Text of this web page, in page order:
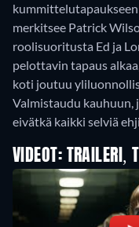
merkitsee Patrick
roolisuoritusta Ed ja
pelottavin tapaus
koti joutuu
Valmistaudu
eivätkä kaikki selviä
VIDEOT: TRAILERI,